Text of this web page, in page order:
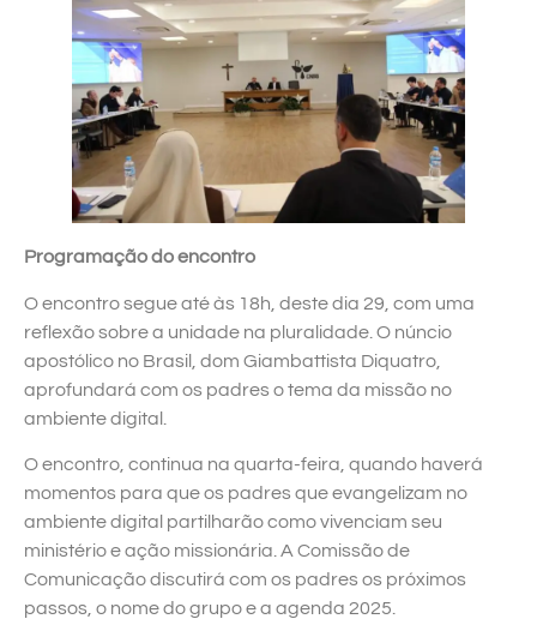
Programação do encontro
O encontro segue até às 18h, deste dia 29, com uma
reflexão sobre a unidade na pluralidade. O núncio
apostólico no Brasil, dom Giambattista Diquatro,
aprofundará com os padres o tema da missão no
ambiente digital.
O encontro, continua na quarta-feira, quando haverá
momentos para que os padres que evangelizam no
ambiente digital partilharão como vivenciam seu
ministério e ação missionária. A Comissão de
Comunicação discutirá com os padres os próximos
passos, o nome do grupo e a agenda 2025.